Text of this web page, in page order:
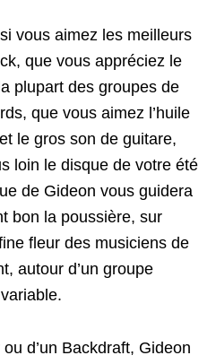
vous aimez les meilleurs
que vous appréciez le
plupart des groupes de
que vous aimez l’huile
le gros son de guitare,
loin le disque de votre été
de Gideon vous guidera
bon la poussière, sur
fleur des musiciens de
autour d’un groupe
ou d’un Backdraft, Gideon